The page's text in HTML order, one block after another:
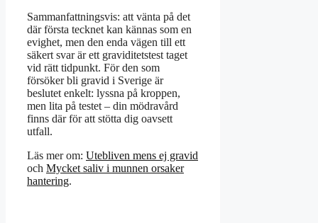
Sammanfattningsvis: att vänta på det
där första tecknet kan kännas som en
evighet, men den enda vägen till ett
säkert svar är ett graviditetstest taget
vid rätt tidpunkt. För den som
försöker bli gravid i Sverige är
beslutet enkelt: lyssna på kroppen,
men lita på testet – din mödravård
finns där för att stötta dig oavsett
utfall.
Läs mer om: Utebliven mens ej gravid
och Mycket saliv i munnen orsaker
hantering.